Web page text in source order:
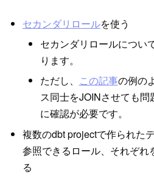
セカンダリロールを使う
セカンダリロールについて
ります。
ただし、
この記事の例の
ス同士をJOINさせても
に確認が必要です。
複数のdbt projectで作られた
参照できるロール、それぞ
る